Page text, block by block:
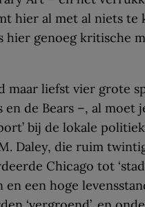
hier al met al niets
hier genoeg kritische
maar liefst vier grote
en de Bears –, al moet
bij de lokale
Daley, die ruim
Chicago tot
een hoge